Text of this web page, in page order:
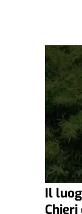
Il
Chieri